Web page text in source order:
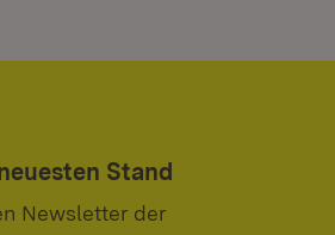
Stand
Newsletter der